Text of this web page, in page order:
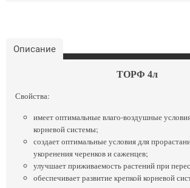
Описание
ТОРФ 4л
Свойства:
имеет оптимальные влаго-воздушные
корневой системы;
создает оптимальные условия для
укоренения черенков и саженцев;
улучшает приживаемость растений при
обеспечивает развитие крепкой корневой